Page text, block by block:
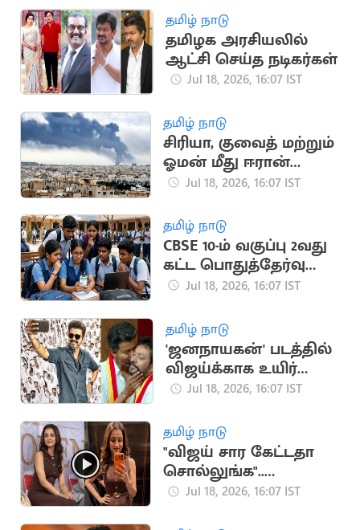
ஏலம்
தமிழ் நாடு
தமிழக அரசியலில்
ஆட்சி செய்த நடிகர்கள்
Jul 18, 2026, 16:07 IST
தமிழ் நாடு
சிரியா, குவைத் மற்றும்
ஓமன் மீது ஈரான்
பதிலடி தாக்குதல்
Jul 18, 2026, 16:07 IST
தமிழ் நாடு
CBSE 10-ம் வகுப்பு 2வது
கட்ட பொதுத்தேர்வு
முடிவுகள்
Jul 18, 2026, 16:07 IST
தமிழ் நாடு
'ஜனநாயகன்' படத்தில்
விஜய்க்காக உயிர்
கொடுக்கும் நண்பன்
ஸ்ரீநாத்
Jul 18, 2026, 16:07 IST
தமிழ் நாடு
"விஜய் சார கேட்டதா
சொல்லுங்க"..
திரிஷாவை நோக்கி
Jul 18, 2026, 16:07 IST